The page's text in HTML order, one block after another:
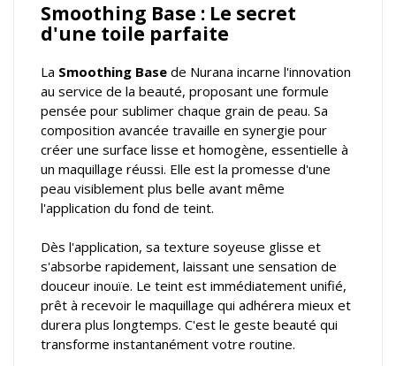
Smoothing Base : Le secret
d'une toile parfaite
La Smoothing Base de Nurana incarne l'innovation
au service de la beauté, proposant une formule
pensée pour sublimer chaque grain de peau. Sa
composition avancée travaille en synergie pour
créer une surface lisse et homogène, essentielle à
un maquillage réussi. Elle est la promesse d'une
peau visiblement plus belle avant même
l'application du fond de teint.
Dès l'application, sa texture soyeuse glisse et
s'absorbe rapidement, laissant une sensation de
douceur inouïe. Le teint est immédiatement unifié,
prêt à recevoir le maquillage qui adhérera mieux et
durera plus longtemps. C'est le geste beauté qui
transforme instantanément votre routine.